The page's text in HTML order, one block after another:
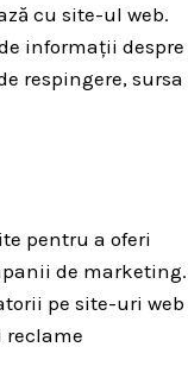
cu site-ul web.
informații despre
respingere, sursa
pentru a oferi
de marketing.
pe site-uri web
reclame